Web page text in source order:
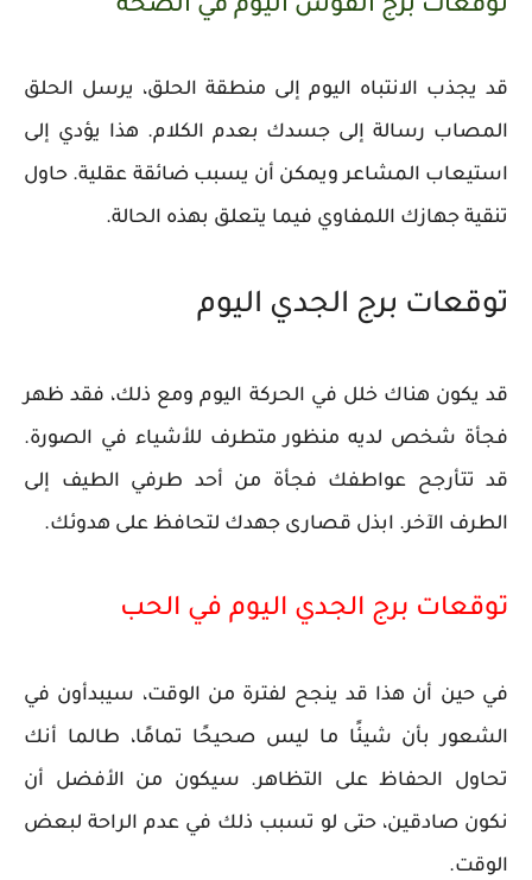
توقعات برج القوس اليوم في الصحة
قد يجذب الانتباه اليوم إلى منطقة الحلق، يرسل الحلق
المصاب رسالة إلى جسدك بعدم الكلام. هذا يؤدي إلى
استيعاب المشاعر ويمكن أن يسبب ضائقة عقلية. حاول
تنقية جهازك اللمفاوي فيما يتعلق بهذه الحالة.
توقعات برج الجدي اليوم
قد يكون هناك خلل في الحركة اليوم ومع ذلك، فقد ظهر
فجأة شخص لديه منظور متطرف للأشياء في الصورة.
قد تتأرجح عواطفك فجأة من أحد طرفي الطيف إلى
الطرف الآخر. ابذل قصارى جهدك لتحافظ على هدوئك.
توقعات برج الجدي اليوم في الحب
في حين أن هذا قد ينجح لفترة من الوقت، سيبدأون في
الشعور بأن شيئًا ما ليس صحيحًا تمامًا، طالما أنك
تحاول الحفاظ على التظاهر. سيكون من الأفضل أن
نكون صادقين، حتى لو تسبب ذلك في عدم الراحة لبعض
الوقت.